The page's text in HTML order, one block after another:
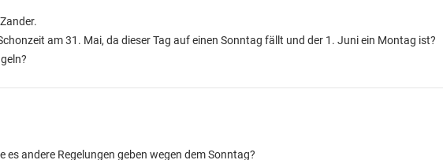
am 31. Mai, da dieser Tag auf einen Sonntag fällt und der 1. Juni ein Montag ist?
andere Regelungen geben wegen dem Sonntag?